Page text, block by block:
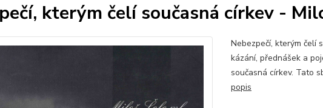
kterým čelí současná církev -
Nebezpečí, kterým čelí
kázání, přednášek a
současná církev. Tato
popis